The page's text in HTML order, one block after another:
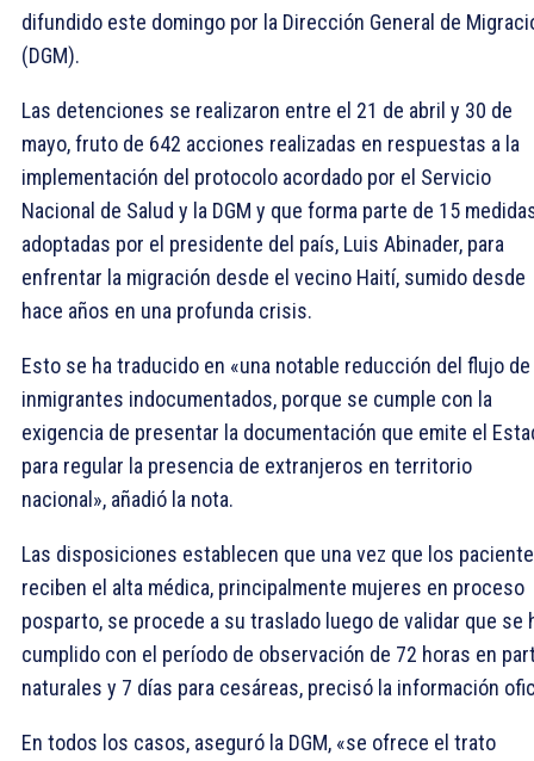
difundido este domingo por la Dirección General de
(DGM).
Las detenciones se realizaron entre el 21 de abril y 30 de
mayo, fruto de 642 acciones realizadas en respuestas a la
implementación del protocolo acordado por el Servicio
Nacional de Salud y la DGM y que forma parte de 15
adoptadas por el presidente del país, Luis Abinader, para
enfrentar la migración desde el vecino Haití, sumido desde
hace años en una profunda crisis.
Esto se ha traducido en «una notable reducción del flujo de
inmigrantes indocumentados, porque se cumple con la
exigencia de presentar la documentación que emite el
para regular la presencia de extranjeros en territorio
nacional», añadió la nota.
Las disposiciones establecen que una vez que los
reciben el alta médica, principalmente mujeres en proceso
posparto, se procede a su traslado luego de validar que se
cumplido con el período de observación de 72 horas en
naturales y 7 días para cesáreas, precisó la información
En todos los casos, aseguró la DGM, «se ofrece el trato